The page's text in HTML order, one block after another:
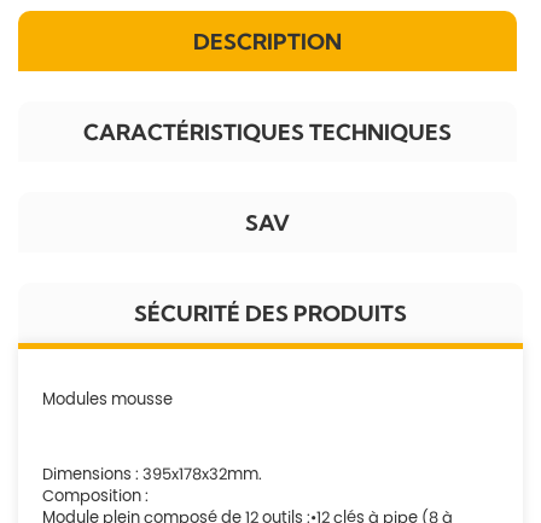
DESCRIPTION
CARACTÉRISTIQUES TECHNIQUES
SAV
SÉCURITÉ DES PRODUITS
Modules mousse
Dimensions : 395x178x32mm.
Composition :
Module plein composé de 12 outils :•12 clés à pipe (8 à